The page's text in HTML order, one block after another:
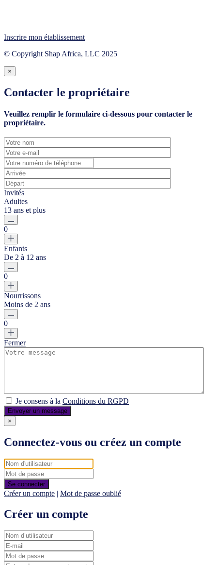
Inscrire mon établissement
© Copyright Shap Africa, LLC 2025
×
Contacter le propriétaire
Veuillez remplir le formulaire ci-dessous pour contacter le
propriétaire.
Invités
Adultes
13 ans et plus
0
Enfants
De 2 à 12 ans
0
Nourrissons
Moins de 2 ans
0
Fermer
Je consens à la Conditions du RGPD
Envoyer un message
×
Connectez-vous ou créez un compte
Se connecter
Créer un compte | Mot de passe oublié
Créer un compte